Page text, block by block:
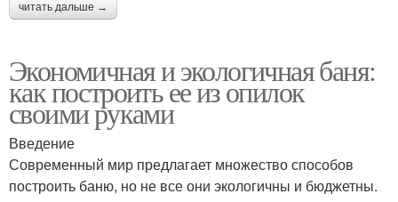
читать дальше →
Экономичная и экологичная баня:
как построить ее из опилок
своими руками
Введение
Современный мир предлагает множество способов
построить баню, но не все они экологичны и бюджетны.